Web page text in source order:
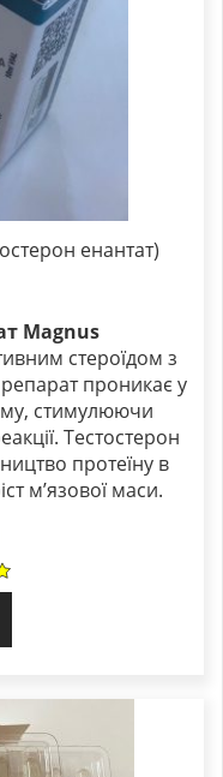
енантат)
Magnus
стероїдом з
проникає у
стимулюючи
Тестостерон
протеїну в
м’язової маси.